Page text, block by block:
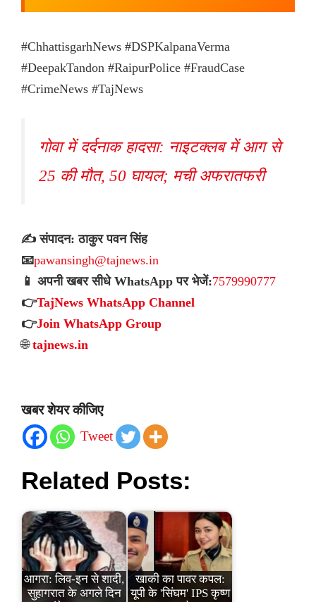
#ChhattisgarhNews #DSPKalpanaVerma
#DeepakTandon #RaipurPolice #FraudCase
#CrimeNews #TajNews
गोवा में दर्दनाक हादसा: नाइटक्लब में आग से
25 की मौत, 50 घायल; मची अफरातफरी
✍️ संपादन: ठाकुर पवन सिंह
📧pawansingh@tajnews.in
📱 अपनी खबर सीधे WhatsApp पर भेजें:7579990777
👉TajNews WhatsApp Channel
👉Join WhatsApp Group
🌐tajnews.in
खबर शेयर कीजिए
Tweet
Related Posts:
आगरा: लिव-इन से शादी,
सुहागरात के अगले दिन
खाकी का पावर कपल:
यूपी के 'सिंघम' IPS कृष्ण